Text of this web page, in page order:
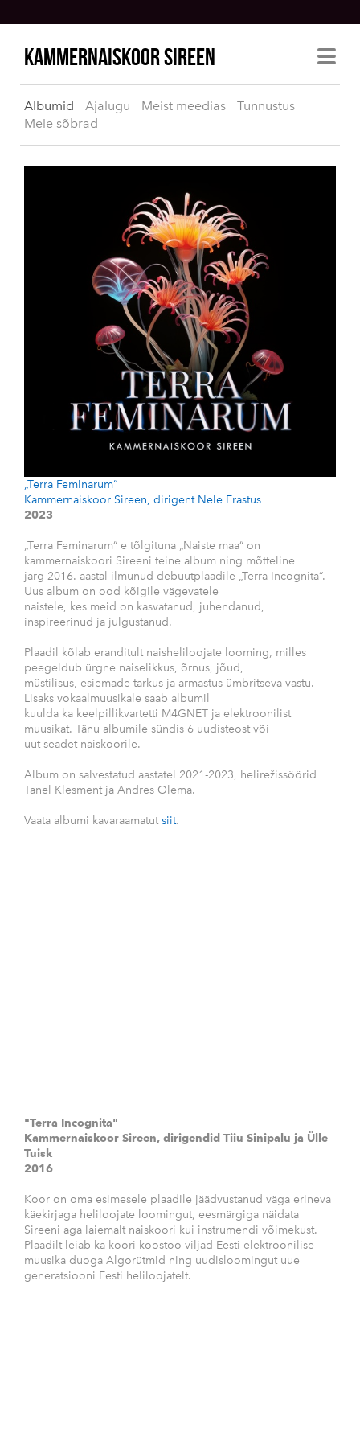
KAMMERNAISKOOR SIREEN
Albumid Ajalugu Meist meedias
Tunnustus
Meie sõbrad
„Terra Feminarum“
Kammernaiskoor Sireen, dirigent Nele Erastus
2023
„Terra Feminarum“ e tõlgituna „Naiste maa“ on
kammernaiskoori Sireeni teine album ning mõtteline
järg 2016. aastal ilmunud debüütplaadile „Terra Incognita“.
Uus album on ood kõigile vägevatele
naistele, kes meid on kasvatanud, juhendanud,
inspireerinud ja julgustanud.
Plaadil kõlab eranditult naisheliloojate looming, milles
peegeldub ürgne naiselikkus, õrnus, jõud,
müstilisus, esiemade tarkus ja armastus ümbritseva vastu.
Lisaks vokaalmuusikale saab albumil
kuulda ka keelpillikvartetti M4GNET ja elektroonilist
muusikat. Tänu albumile sündis 6 uudisteost või
uut seadet naiskoorile.
Album on salvestatud aastatel 2021-2023, helirežissöörid
Tanel Klesment ja Andres Olema.
Vaata albumi kavaraamatutsiit.
"Terra Incognita"
Kammernaiskoor Sireen, dirigendid Tiiu Sinipalu ja Ülle
Tuisk
2016
Koor on oma esimesele plaadile jäädvustanud väga erineva
käekirjaga heliloojate loomingut, eesmärgiga näidata
Sireeni aga laiemalt naiskoori kui instrumendi võimekust.
Plaadilt leiab ka koori koostöö viljad Eesti elektroonilise
muusika duoga Algorütmid ning uudisloomingut uue
generatsiooni Eesti heliloojatelt.